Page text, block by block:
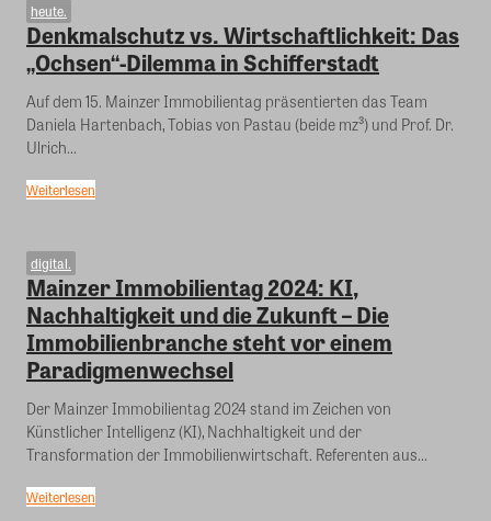
heute.
Denkmalschutz vs. Wirtschaftlichkeit: Das
„Ochsen“-Dilemma in Schifferstadt
Auf dem 15. Mainzer Immobilientag präsentierten das Team
Daniela Hartenbach, Tobias von Pastau (beide mz³) und Prof. Dr.
Ulrich...
Weiterlesen
digital.
Mainzer Immobilientag 2024: KI,
Nachhaltigkeit und die Zukunft – Die
Immobilienbranche steht vor einem
Paradigmenwechsel
Der Mainzer Immobilientag 2024 stand im Zeichen von
Künstlicher Intelligenz (KI), Nachhaltigkeit und der
Transformation der Immobilienwirtschaft. Referenten aus...
Weiterlesen